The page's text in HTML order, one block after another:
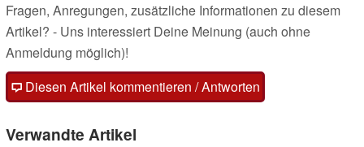
Fragen, Anregungen, zusätzliche Informationen zu diesem
Artikel? - Uns interessiert Deine Meinung (auch ohne
Anmeldung möglich)!
Diesen Artikel kommentieren / Antworten
Verwandte Artikel